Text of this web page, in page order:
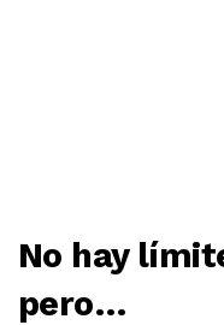
No hay
pero…